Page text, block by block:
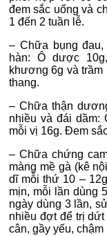
đem sắc uống và
1 đến 2 tuần lễ.
– Chữa bụng
hàn: Ô dược
khương 6g và
thang.
– Chữa thận
nhiều và đái
mỗi vị 16g. Đem
– Chữa chứng
màng mề gà (kê
dĩ mỗi thứ 10 –
mịn, mỗi lần dùng
ngày dùng 3 lần,
nhiều đợt để trị
cân, gầy yếu,